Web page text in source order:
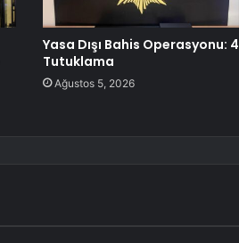
Yasa Dışı Bahis Operasyonu: 4
Tutuklama
Ağustos 5, 2026